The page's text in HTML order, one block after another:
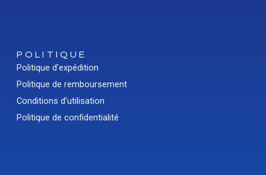
POLITIQUE
Politique d’expédition
Politique de remboursement
Conditions d’utilisation
Politique de confidentialité